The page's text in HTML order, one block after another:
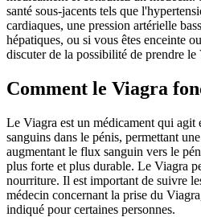
santé sous-jacents tels que
cardiaques, une pression artérielle
hépatiques, ou si vous êtes enceinte
discuter de la possibilité de prendre
Comment le Viagra
Le Viagra est un médicament qui agit
sanguins dans le pénis, permettant
augmentant le flux sanguin vers le
plus forte et plus durable. Le Viagra
nourriture. Il est important de suivre
médecin concernant la prise du
indiqué pour certaines personnes.